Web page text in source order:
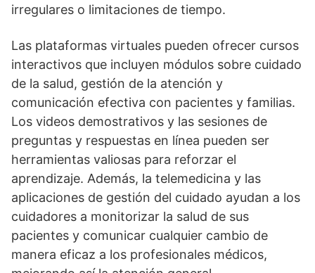
irregulares o limitaciones de tiempo.
Las plataformas virtuales pueden ofrecer cursos
interactivos que incluyen módulos sobre cuidado
de la salud, gestión de la atención y
comunicación efectiva con pacientes y familias.
Los videos demostrativos y las sesiones de
preguntas y respuestas en lí­nea pueden ser
herramientas valiosas para reforzar el
aprendizaje. Además, la telemedicina y las
aplicaciones de gestión del cuidado ayudan a los
cuidadores a monitorizar la salud de sus
pacientes y comunicar cualquier cambio de
manera eficaz a los profesionales médicos,